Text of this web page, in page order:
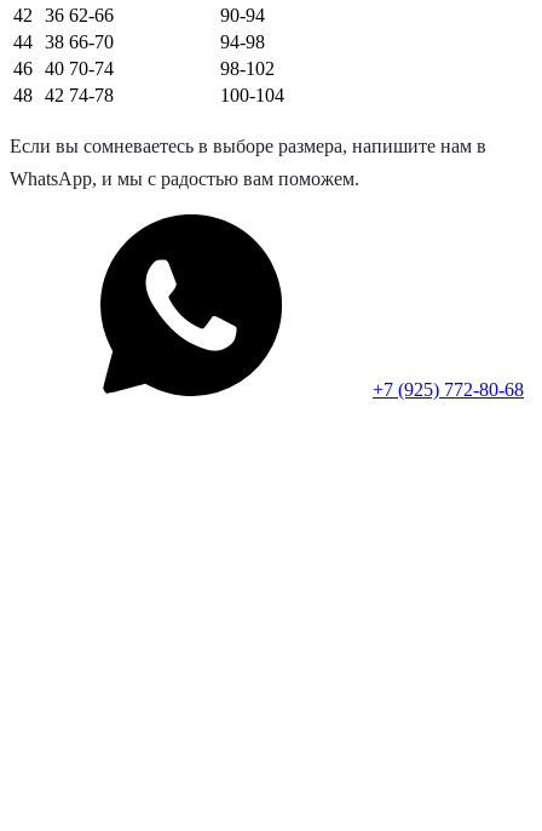
42
36 62-66
90-94
44 38 66-70
94-98
46 40 70-74
98-102
48 42 74-78 100-104
Если вы сомневаетесь в выборе размера, напишите нам в
WhatsApp, и мы с радостью вам поможем.
+7 (925) 772-80-68